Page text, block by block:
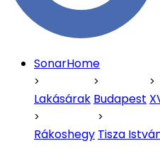
SonarHome
Lakásárak Budapest
Rákoshegy Tisza